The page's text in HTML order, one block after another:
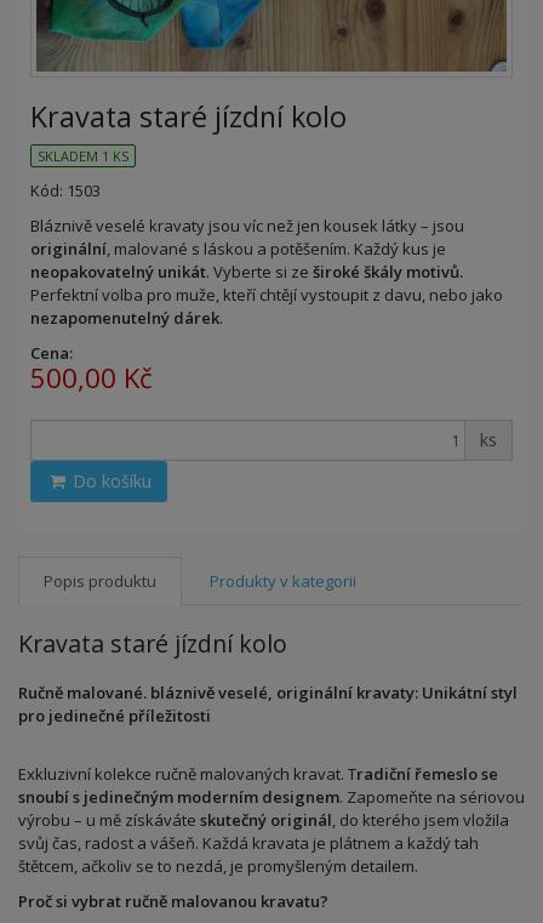
Kravata staré jízdní kolo
SKLADEM 1 KS
Kód: 1503
Bláznivě veselé kravaty jsou víc než jen kousek látky – jsou
originální, malované s láskou a potěšením. Každý kus je
neopakovatelný unikát. Vyberte si ze široké škály motivů.
Perfektní volba pro muže, kteří chtějí vystoupit z davu, nebo jako
nezapomenutelný dárek.
Cena:
500,00 Kč
ks
Do košíku
Popis produktu Produkty v kategorii
Kravata staré jízdní kolo
Ručně malované. bláznivě veselé, originální kravaty: Unikátní styl
pro jedinečné příležitosti
Exkluzivní kolekce ručně malovaných kravat. Tradiční řemeslo se
snoubí s jedinečným moderním designem. Zapomeňte na sériovou
výrobu – u mě získáváte skutečný originál, do kterého jsem vložila
svůj čas, radost a vášeň. Každá kravata je plátnem a každý tah
štětcem, ačkoliv se to nezdá, je promyšleným detailem.
Proč si vybrat ručně malovanou kravatu?